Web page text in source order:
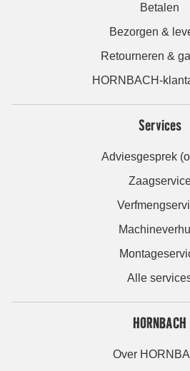
Betalen
Bezorgen &
Retourneren &
HORNBACH-
Services
Adviesgesprek
Alle
HORNBACH
Over